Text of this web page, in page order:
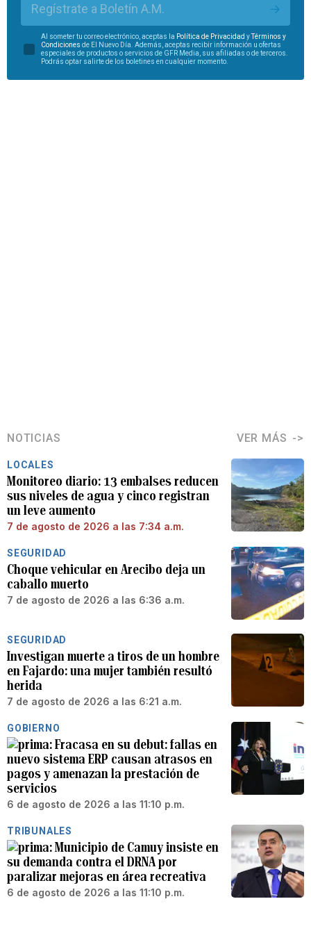
Regístrate a Boletín A.M.
Al someter tu correo electrónico, aceptas la Política de Privacidad yTérminos y
Condiciones de El Nuevo Día. Además, aceptas recibir información u ofertas
especiales de productos o servicios de GFR Media, sus afiliadas o de terceros.
Podrás optar salirte de los boletines en cualquier momento.
NOTICIAS VER MÁS
LOCALES
Monitoreo diario: 13 embalses reducen
sus niveles de agua y cinco registran
un leve aumento
7 de agosto de 2026 a las 7:34 a.m.
SEGURIDAD
Choque vehicular en Arecibo deja un
caballo muerto
7 de agosto de 2026 a las 6:36 a.m.
SEGURIDAD
Investigan muerte a tiros de un hombre
en Fajardo: una mujer también resultó
herida
7 de agosto de 2026 a las 6:21 a.m.
GOBIERNO
Fracasa en su debut: fallas en
nuevo sistema ERP causan atrasos en
pagos y amenazan la prestación de
servicios
6 de agosto de 2026 a las 11:10 p.m.
TRIBUNALES
Municipio de Camuy insiste en
su demanda contra el DRNA por
paralizar mejoras en área recreativa
6 de agosto de 2026 a las 11:10 p.m.